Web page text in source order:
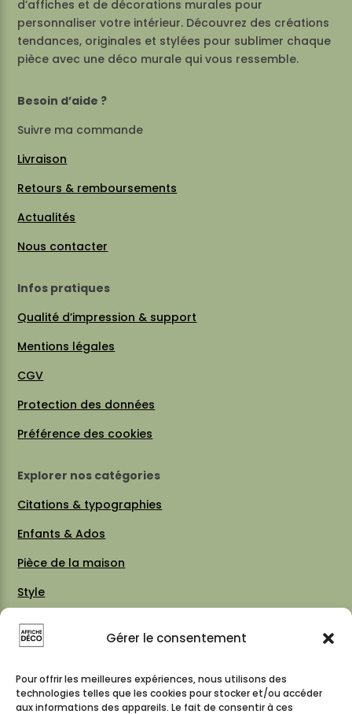
Gérer le consentement
Pour offrir les meilleures expériences, nous utilisons des
technologies telles que les cookies pour stocker et/ou accéder
aux informations des appareils. Le fait de consentir à ces
d’affiches et de décorations murales pour
personnaliser votre intérieur. Découvrez des créations
tendances, originales et stylées pour sublimer chaque
pièce avec une déco murale qui vous ressemble.
Besoin d’aide ?
Suivre ma commande
Livraison
Retours & remboursements
Actualités
Nous contacter
Infos pratiques
Qualité d’impression & support
Mentions légales
CGV
Protection des données
Préférence des cookies
Explorer nos catégories
Citations & typographies
Enfants & Ados
Pièce de la maison
Style
Thèmes
Vintage 70 / 80
Cartes & plans de villes